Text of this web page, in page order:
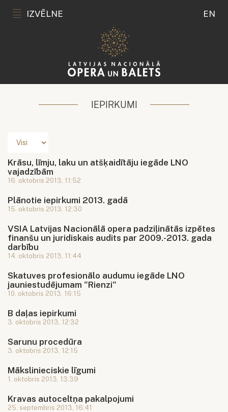
IZVĒLNE EN
IEPIRKUMI
Krāsu, līmju, laku un atšķaidītāju iegāde LNO
vajadzībām
16. oktobris 2013, 11:52
Plānotie iepirkumi 2013. gadā
15. oktobris 2013, 12:30
VSIA Latvijas Nacionālā opera padziļinātās izpētes
finanšu un juridiskais audits par 2009.-2013. gada
darbību
14. oktobris 2013, 11:44
Skatuves profesionālo audumu iegāde LNO
jauniestudējumam "Rienzi"
10. oktobris 2013, 16:15
B daļas iepirkumi
3. oktobris 2013, 12:32
Sarunu procedūra
3. oktobris 2013, 12:15
Mākslinieciskie līgumi
1. oktobris 2013, 13:39
Kravas autoceltņa pakalpojumi
25. septembris 2013, 16:41